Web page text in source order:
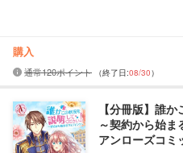
購入
通常120ポイント （終了日:08/30）
【分冊版】誰
～契約から始ま
アンローズコミ